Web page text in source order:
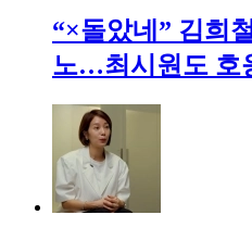
“×돌았네” 김희
노…최시원도 호